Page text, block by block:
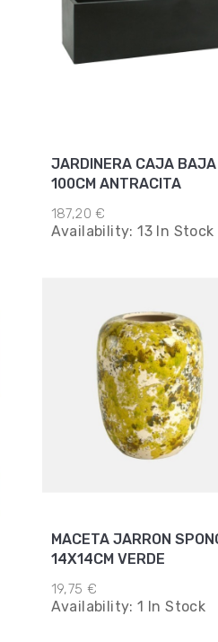
JARDINERA CAJA BAJA
100CM ANTRACITA
187,20 €
Availability:13 In Stock
MACETA JARRON
14X14CM VERDE
19,75 €
Availability:1 In Stock